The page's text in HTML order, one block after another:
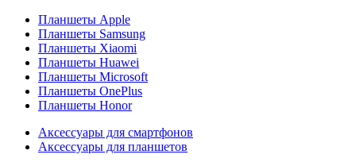
Планшеты Apple
Планшеты Samsung
Планшеты Xiaomi
Планшеты Huawei
Планшеты Microsoft
Планшеты OnePlus
Планшеты Honor
Аксессуары для смартфонов
Аксессуары для планшетов